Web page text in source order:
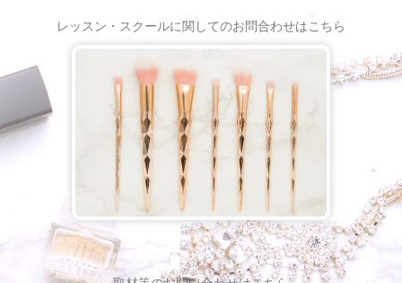
レッスン・スクールに関してのお問合わせはこちら